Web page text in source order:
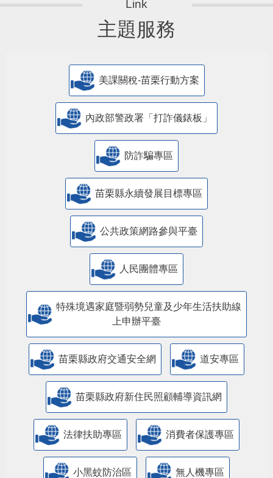
主題服務
美課關稅-苗栗行動方案
內政部警政署「打詐儀錶板」
防詐騙專區
苗栗縣永續發展目標專區
公共政策網路參與平臺
人民團體專區
特殊境遇家庭暨弱勢兒童及少年生活扶助線
上申辦平臺
苗栗縣政府交通安全網 道安專區
苗栗縣政府新住民照顧輔導資訊網
法律扶助專區 消費者保護專區
小黑蚊防治區 無人機專區